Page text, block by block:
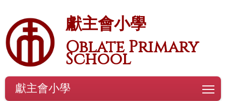
獻主會小學
Oblate Primary
School
獻主會小學